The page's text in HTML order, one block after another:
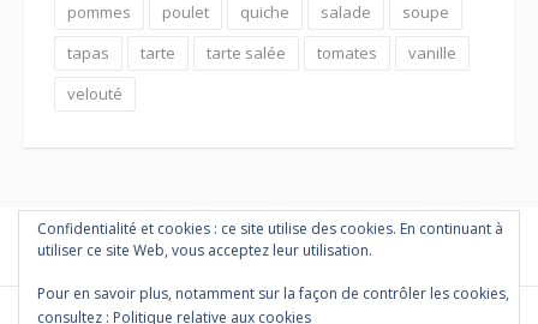
pommes
poulet quiche salade
soupe
tapas
tarte tarte salée tomates
vanille
velouté
Confidentialité et cookies : ce site utilise des cookies. En continuant à
utiliser ce site Web, vous acceptez leur utilisation.
Pour en savoir plus, notamment sur la façon de contrôler les cookies,
consultez : Politique relative aux cookies